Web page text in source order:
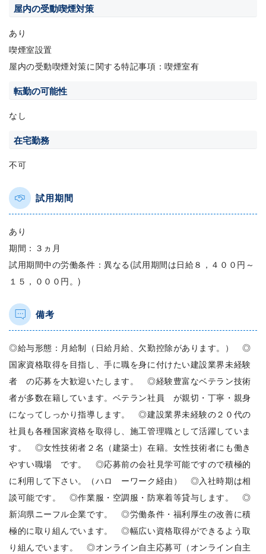
屋内の受動喫煙対策
あり
喫煙室設置
屋内の受動喫煙対策に関する特記事項：喫煙室有
転勤の可能性
なし
在宅勤務
不可
試用期間
あり
期間：３ヵ月
試用期間中の労働条件：異なる(試用期間は日給８，４００円～
１５，０００円。)
備考
◎給与形態：月給制（日給月給、欠勤控除があります。） ◎
国家資格取得を目指し、手に職を身に付けたい建設業界未経験
者 の応募を大歓迎いたします。 ◎経験豊富なベテラン技術
者が多数在籍しています。ベテラン社員 が親切・丁寧・親身
になってしっかり指導します。 ◎建設業界未経験の２０代の
社員も各種国家資格を取得し、施工管理職として活躍していま
す。 ◎女性技術者２名（建築士）在籍。女性技術者にも働き
やすい職場 です。 ◎応募前の会社見学可能ですので積極的
に利用して下さい。（ハロ ーワーク経由） ◎入社時期は相
談可能です。 ◎作業服・空調服・防寒着等貸与します。 ◎
新潟県ニーフル企業です。 ◎労働条件・福利厚生の改善に積
極的に取り組んでいます。 ◎幅広い資格取得ができるよう取
り組んでいます。 ◎オンライン自主応募可（オンライン自主